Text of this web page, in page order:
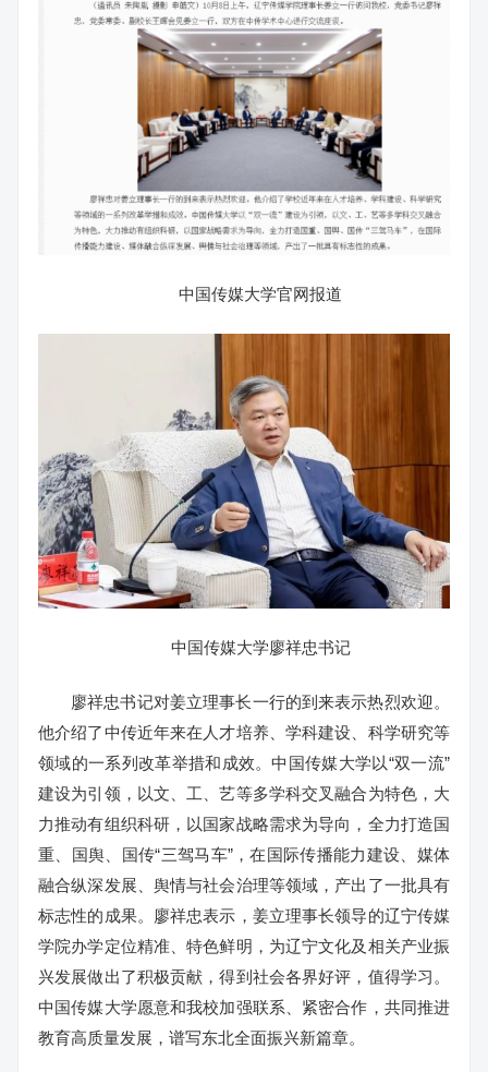
中国传媒大学官网报道
中国传媒大学廖祥忠书记
廖祥忠书记对姜立理事长一行的到来表示热烈欢迎。
他介绍了中传近年来在人才培养、学科建设、科学研究等
领域的一系列改革举措和成效。中国传媒大学以“双一流”
建设为引领，以文、工、艺等多学科交叉融合为特色，大
力推动有组织科研，以国家战略需求为导向，全力打造国
重、国舆、国传“三驾马车”，在国际传播能力建设、媒体
融合纵深发展、舆情与社会治理等领域，产出了一批具有
标志性的成果。廖祥忠表示，姜立理事长领导的辽宁传媒
学院办学定位精准、特色鲜明，为辽宁文化及相关产业振
兴发展做出了积极贡献，得到社会各界好评，值得学习。
中国传媒大学愿意和我校加强联系、紧密合作，共同推进
教育高质量发展，谱写东北全面振兴新篇章。